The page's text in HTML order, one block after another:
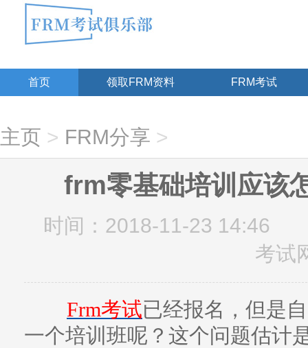
首页 领取FRM资料 FRM考试
主页 > FRM分享 >
frm零基础培训应该
时间：2018-11-23 14:46
考试
Frm考试已经报名，但是
一个培训班呢？这个问题估计